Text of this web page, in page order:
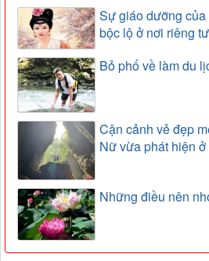
Sự giáo dưỡng
bộc lộ ở nơi riêng
Bỏ phố về làm du
Cận cảnh vẻ đẹp
Nữ vừa phát hiện
Những điều nên